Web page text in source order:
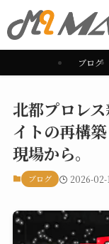
ブログ
北都プロレ
イトの再構
現場から。
ブログ 2026-02-